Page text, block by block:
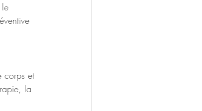
corps et
la